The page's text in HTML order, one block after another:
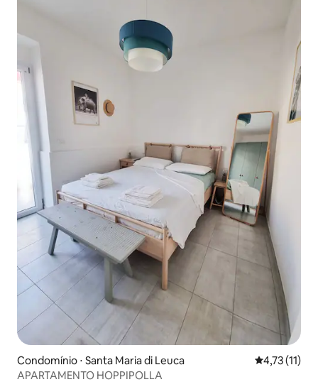
Condomínio ⋅ Santa Maria di Leuca 4,73 de uma
4,73 (11)
APARTAMENTO HOPPIPOLLA